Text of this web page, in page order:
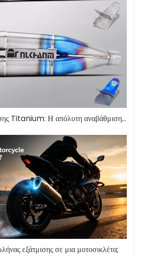
Συστήματα εξάτμισης Titanium: Η απόλυτη αναβάθμιση απόδοσης
εξάτμισης σε μια μοτοσικλέτα;